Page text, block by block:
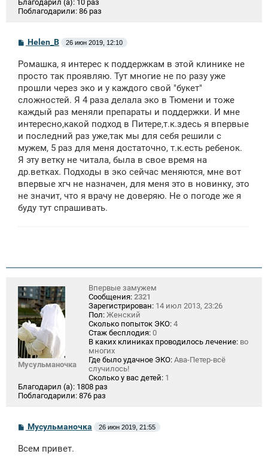
Благодарил (а): 10 раз
Поблагодарили: 86 раз
С
о
б
щ
е
н
и
Helen_B 26 июн 2019, 12:10
Ромашка, я интерес к поддержкам в этой клинике не
просто так проявляю. Тут многие не по разу уже
прошли через эко и у каждого свой "букет"
сложностей. Я 4 раза делала эко в Тюмени и тоже
каждый раз меняли препараты и поддержки. И мне
интересно,какой подход в Питере,т.к.здесь я впервые
и последний раз уже,так мы для себя решили с
мужем, 5 раз для меня достаточно, т.к.есть ребенок.
Я эту ветку не читала, была в свое время на
др.ветках. Подходы в эко сейчас меняются, мне вот
впервые хгч не назначен, для меня это в новинку, это
не значит, что я врачу не доверяю. Не о погоде же я
буду тут спрашивать.
Мусульманочка
Впервые замужем
Сообщения: 2321
Зарегистрирован: 14 июл 2013, 23:26
Пол: Женский
Сколько попыток ЭКО: 4
Стаж бесплодия: 0
В каких клиниках проводилось лечение: во
многих
Где было удачное ЭКО: Ава-Петер-всё
случилось!
Сколько у вас детей: 1
Благодарил (а): 1808 раз
Поблагодарили: 876 раз
С
б
Мусульманочка 26 июн 2019, 21:55
Всем привет.